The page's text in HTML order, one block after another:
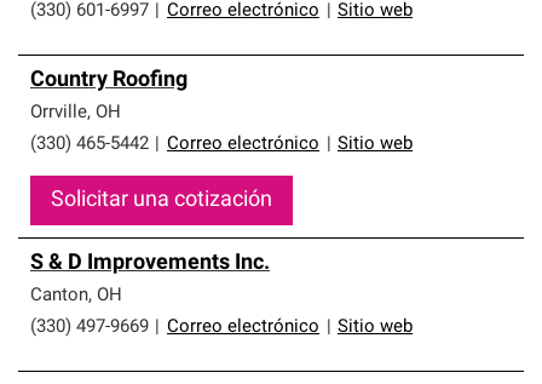
(330) 601-6997
Correo electrónico Sitio web
Country Roofing
Orrville, OH
(330) 465-5442
Correo electrónico Sitio web
Solicitar una cotización
S & D Improvements Inc.
Canton, OH
(330) 497-9669
Correo electrónico Sitio web